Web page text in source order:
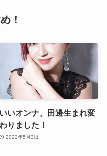
！
いいオンナ、田邊生まれ変
わりました！
2022年5月3日